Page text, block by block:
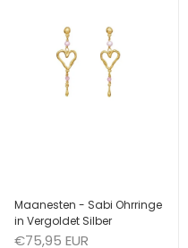
Maanesten - Sabi Ohrringe
in Vergoldet Silber
Angebot
€75,95 EUR